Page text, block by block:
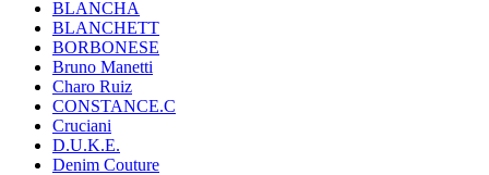
BLANCHA
BLANCHETT
BORBONESE
Bruno Manetti
Charo Ruiz
CONSTANCE.C
Cruciani
D.U.K.E.
Denim Couture